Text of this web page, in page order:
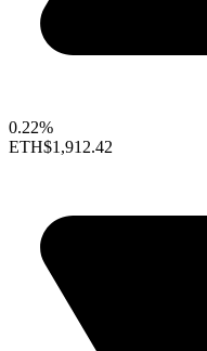
0.22%
ETH$1,912.42